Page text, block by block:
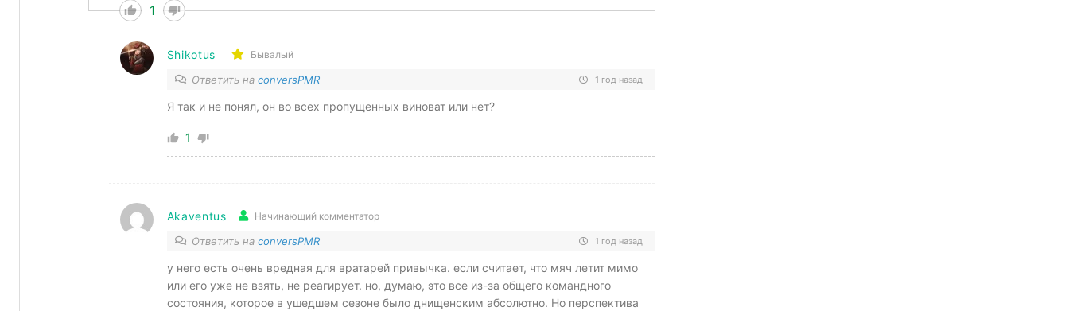
1
Shikotus Бывалый
Ответить на conversPMR 1 год назад
Я так и не понял, он во всех пропущенных виноват или нет?
1
Akaventus Начинающий комментатор
Ответить на conversPMR 1 год назад
у него есть очень вредная для вратарей привычка. если считает, что мяч летит мимо
или его уже не взять, не реагирует. но, думаю, это все из-за общего командного
состояния, которое в ушедшем сезоне было днищенским абсолютно. Но перспектива